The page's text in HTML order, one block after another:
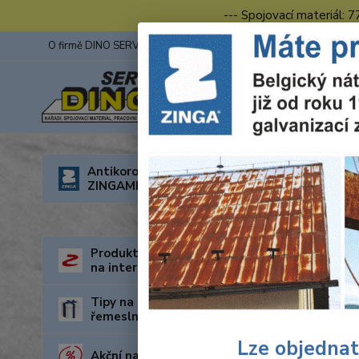
--- Spojovací materiál:
O firmě DINO SERVIS s.r.o. ZINGA Fotogalerie z výstav
Antikorozní nátěry
ZINGAMETALL
Produkty za nejnižší cenu
na internetu
Tipy na dárky pro kutily a
řemeslníky
Akční nabídka
Úvod
1/2"
Lze